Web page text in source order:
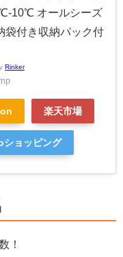
10℃ オールシーズ
袋付き収納パック付
Rinker
楽天市場
ショッピング
！